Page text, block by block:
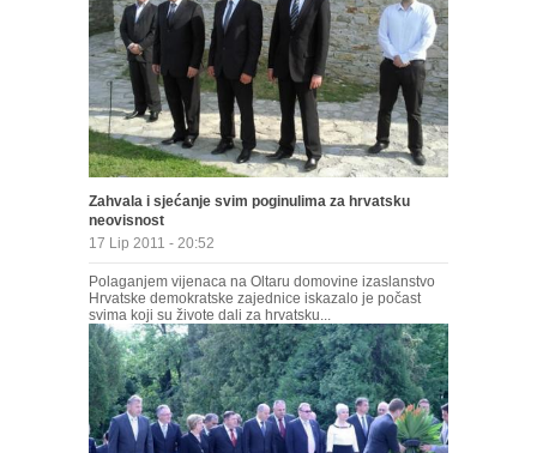
Zahvala i sjećanje svim poginulima za hrvatsku
neovisnost
17 Lip 2011 - 20:52
Polaganjem vijenaca na Oltaru domovine izaslanstvo
Hrvatske demokratske zajednice iskazalo je počast
svima koji su živote dali za hrvatsku...